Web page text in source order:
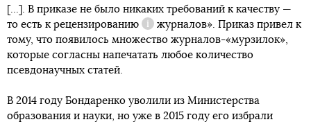
[...]. В приказе не было никаких требований к качеству —
то есть к рецензированию
Справка
журналов». Приказ привел к
тому, что появилось множество журналов-«мурзилок»,
которые согласны напечатать любое количество
псевдонаучных статей.
В 2014 году Бондаренко уволили из Министерства
образования и науки, но уже в 2015 году его избрали